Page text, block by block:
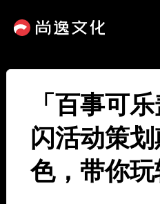
「百事可
闪活动策
色，带你